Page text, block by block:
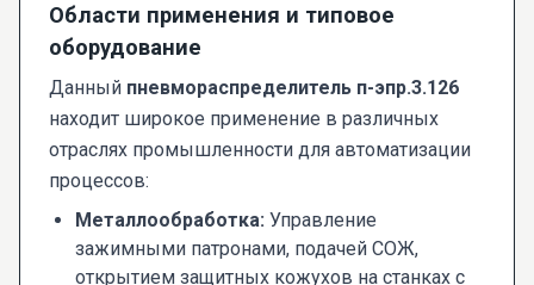
Области применения и типовое
оборудование
Данный пневмораспределитель п-эпр.3.126
находит широкое применение в различных
отраслях промышленности для автоматизации
процессов:
Металлообработка: Управление
зажимными патронами, подачей СОЖ,
открытием защитных кожухов на станках с